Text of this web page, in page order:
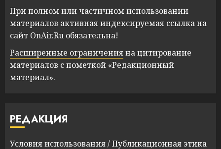
При полном или частичном использовании
материалов активная индексируемая ссылка на
сайт OnAir.Ru обязательна!
Расширенные ограниченияна цитирование
материалов с пометкой «Редакционный
материал».
РЕДАКЦИЯ
Условия использования/Публикационная этика